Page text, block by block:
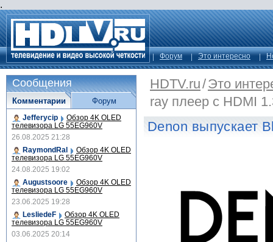
.
Форум Это интересно
HDTV.ru/Это
ray плеер с HDMI
Denon выпускает
Сообщения
Комментарии
Jefferycip Обзор 4K OLED
телевизора LG 55EG960V
26.08.2025 21:28
RaymondRal
Обзор 4K OLED
телевизора LG 55EG960V
24.08.2025 19:02
Augustsoore
Обзор 4K OLED
телевизора LG 55EG960V
23.06.2025 19:28
LesliedeF
Обзор 4K OLED
телевизора LG 55EG960V
03.06.2025 20:14
Форум